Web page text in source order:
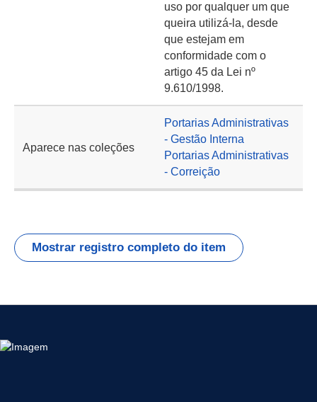
uso por qualquer um que
queira utilizá-la, desde
que estejam em
conformidade com o
artigo 45 da Lei nº
9.610/1998.
Aparece nas coleções
Portarias Administrativas
- Gestão Interna
Portarias Administrativas
- Correição
Mostrar registro completo do item